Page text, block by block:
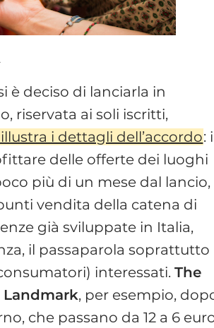
è deciso di lanciarla in
riservata ai soli iscritti,
i dettagli dell’accordo: i
delle offerte dei luoghi
più di un mese dal lancio,
vendita della catena di
già sviluppate in Italia,
il passaparola soprattutto
interessati.The
Landmark, per esempio,
che passano da 12 a 6